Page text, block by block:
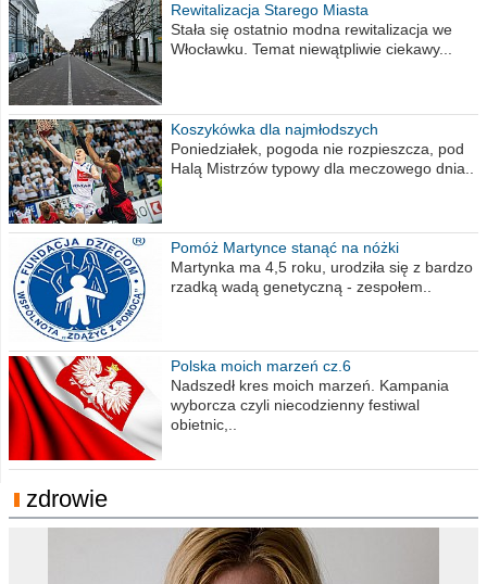
Rewitalizacja Starego Miasta
Stała się ostatnio modna rewitalizacja we
Włocławku. Temat niewątpliwie ciekawy...
Koszykówka dla najmłodszych
Poniedziałek, pogoda nie rozpieszcza, pod
Halą Mistrzów typowy dla meczowego dnia..
Pomóż Martynce stanąć na nóżki
Martynka ma 4,5 roku, urodziła się z bardzo
rzadką wadą genetyczną - zespołem..
Polska moich marzeń cz.6
Nadszedł kres moich marzeń. Kampania
wyborcza czyli niecodzienny festiwal
obietnic,..
zdrowie